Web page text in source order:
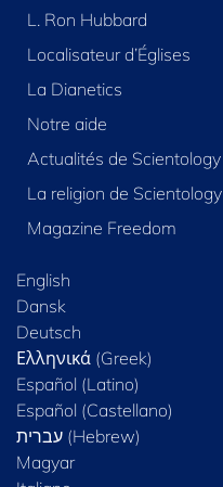
L. Ron Hubbard
Localisateur d’Églises
La Dianetics
Notre aide
Actualités de Scientology
La religion de Scientology
Magazine Freedom
English
Dansk
Deutsch
Ελληνικά (Greek)
Español (Latino)
Español (Castellano)
Magyar